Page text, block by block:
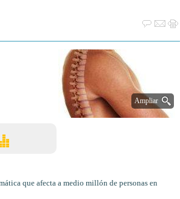
Ampliar
que afecta a medio millón de personas en